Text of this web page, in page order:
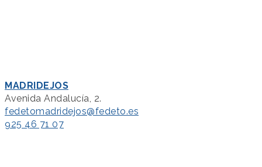
MADRIDEJOS
Avenida Andalucía, 2.
fedetomadridejos@fedeto.es
925 46 71 07